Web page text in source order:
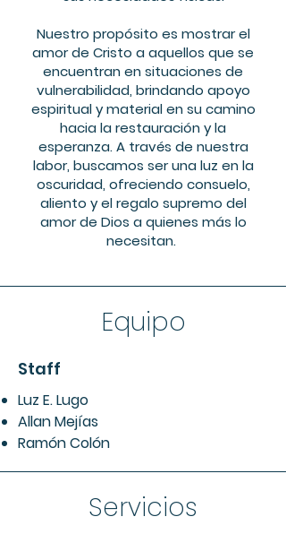
Nuestro propósito es mostrar el
amor de Cristo a aquellos que se
encuentran en situaciones de
vulnerabilidad, brindando apoyo
espiritual y material en su camino
hacia la restauración y la
esperanza. A través de nuestra
labor, buscamos ser una luz en la
oscuridad, ofreciendo consuelo,
aliento y el regalo supremo del
amor de Dios a quienes más lo
necesitan.
Equipo
Staff
Luz E. Lugo
Allan Mejías
Ramón Colón
Servicios